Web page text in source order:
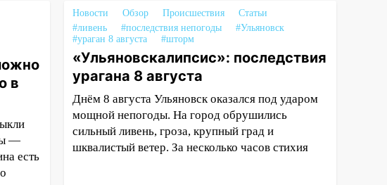
в
—
есть
Новости Обзор Происшествия
Статьи
#ливень
#последствия непогоды
#Ульяновск
#ураган 8 августа
#шторм
«Ульяновскалипсис»: последствия
урагана 8 августа
Днём 8 августа Ульяновск оказался под ударом
мощной непогоды. На город обрушились
сильный ливень, гроза, крупный град и
шквалистый ветер. За несколько часов стихия